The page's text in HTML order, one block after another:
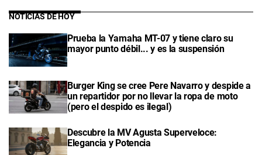
NOTICIAS DE HOY
Prueba la Yamaha MT-07 y tiene claro su
mayor punto débil... y es la suspensión
Burger King se cree Pere Navarro y despide a
un repartidor por no llevar la ropa de moto
(pero el despido es ilegal)
Descubre la MV Agusta Superveloce:
Elegancia y Potencia